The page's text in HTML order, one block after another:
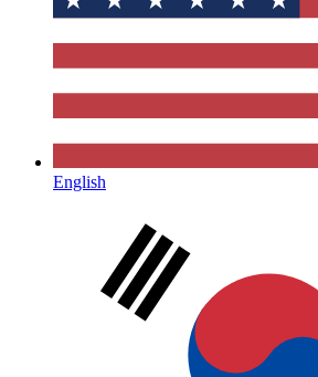
English